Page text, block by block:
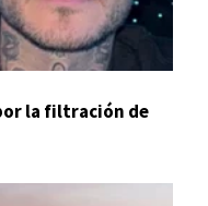
la filtración de